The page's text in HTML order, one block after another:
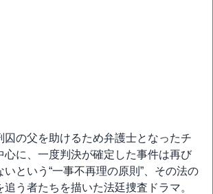
囚の父を助けるため弁護士となったチ
心に、一度判決が確定した事件は再び
という“一事不再理の原則”、その法の
う者たちを描いた法廷捜査ドラマ。